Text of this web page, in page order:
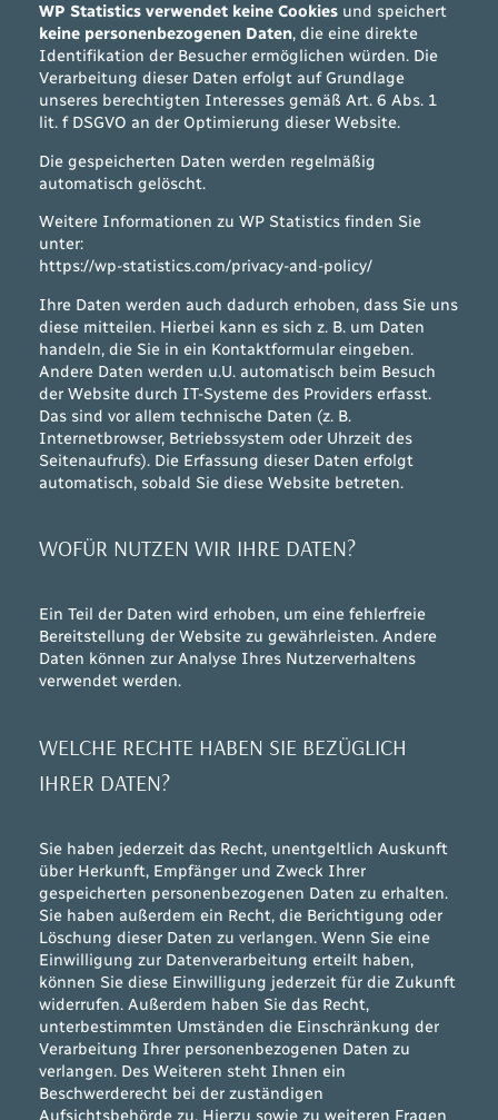
WP Statistics verwendet keine Cookiesund speichert
keine personenbezogenen Daten, die eine direkte
Identifikation der Besucher ermöglichen würden. Die
Verarbeitung dieser Daten erfolgt auf Grundlage
unseres berechtigten Interesses gemäß Art. 6 Abs. 1
lit. f DSGVO an der Optimierung dieser Website.
Die gespeicherten Daten werden regelmäßig
automatisch gelöscht.
Weitere Informationen zu WP Statistics finden Sie
unter:
https://wp-statistics.com/privacy-and-policy/
Ihre Daten werden auch dadurch erhoben, dass Sie uns
diese mitteilen. Hierbei kann es sich z. B. um Daten
handeln, die Sie in ein Kontaktformular eingeben.
Andere Daten werden u.U. automatisch beim Besuch
der Website durch IT-Systeme des Providers erfasst.
Das sind vor allem technische Daten (z. B.
Internetbrowser, Betriebssystem oder Uhrzeit des
Seitenaufrufs). Die Erfassung dieser Daten erfolgt
automatisch, sobald Sie diese Website betreten.
WOFÜR NUTZEN WIR IHRE DATEN?
Ein Teil der Daten wird erhoben, um eine fehlerfreie
Bereitstellung der Website zu gewährleisten. Andere
Daten können zur Analyse Ihres Nutzerverhaltens
verwendet werden.
WELCHE RECHTE HABEN SIE BEZÜGLICH
IHRER DATEN?
Sie haben jederzeit das Recht, unentgeltlich Auskunft
über Herkunft, Empfänger und Zweck Ihrer
gespeicherten personenbezogenen Daten zu erhalten.
Sie haben außerdem ein Recht, die Berichtigung oder
Löschung dieser Daten zu verlangen. Wenn Sie eine
Einwilligung zur Datenverarbeitung erteilt haben,
können Sie diese Einwilligung jederzeit für die Zukunft
widerrufen. Außerdem haben Sie das Recht,
unterbestimmten Umständen die Einschränkung der
Verarbeitung Ihrer personenbezogenen Daten zu
verlangen. Des Weiteren steht Ihnen ein
Beschwerderecht bei der zuständigen
Aufsichtsbehörde zu. Hierzu sowie zu weiteren Fragen